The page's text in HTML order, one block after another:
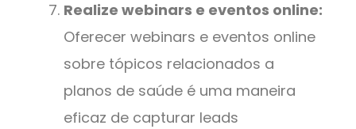
Realize webinars e eventos online:
Oferecer webinars e eventos online
sobre tópicos relacionados a
planos de saúde é uma maneira
eficaz de capturar leads